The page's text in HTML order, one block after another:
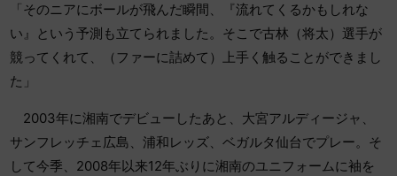
「そのニアにボールが飛んだ瞬間、『流れてくるかもしれな
い』という予測も立てられました。そこで古林（将太）選手が
競ってくれて、（ファーに詰めて）上手く触ることができまし
た」
2003年に湘南でデビューしたあと、大宮アルディージャ、
サンフレッチェ広島、浦和レッズ、ベガルタ仙台でプレー。そ
して今季、2008年以来12年ぶりに湘南のユニフォームに袖を